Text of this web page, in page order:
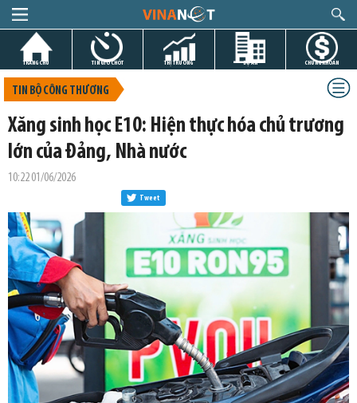
TRANG CHỦ TIN GIỜ CHÓT THỊ TRƯỜNG DỰ ÁN CHỨNG KHOÁN
TIN BỘ CÔNG THƯƠNG
Xăng sinh học E10: Hiện thực hóa chủ trương
lớn của Đảng, Nhà nước
10:22 01/06/2026
Tweet